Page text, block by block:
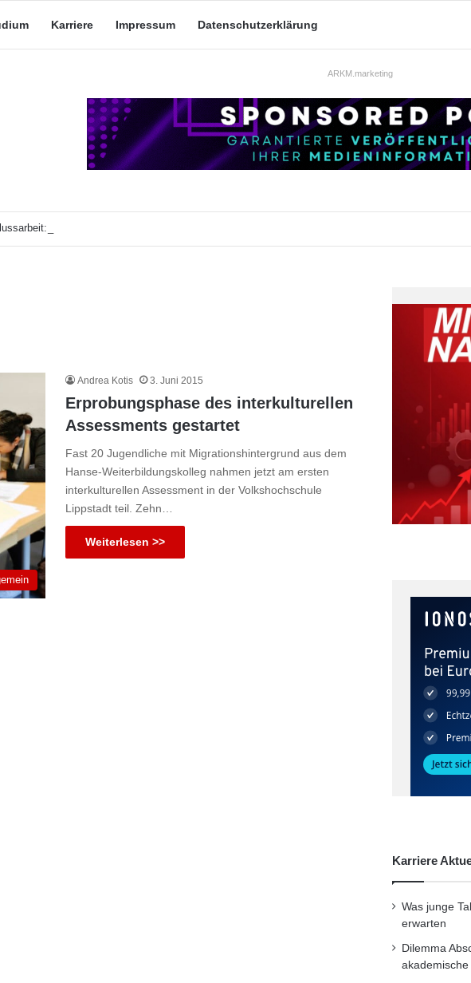
Karriere Impressum Datenschutzerklärung
ARKM.marketing
Was taugt die akademische Schützenhilfe?
Andrea Kotis 3. Juni 2015
Erprobungsphase des interkulturellen
Assessments gestartet
Fast 20 Jugendliche mit Migrationshintergrund aus dem
Hanse-Weiterbildungskolleg nahmen jetzt am ersten
interkulturellen Assessment in der Volkshochschule
Lippstadt teil. Zehn…
Weiterlesen >>
Karriere
Was junge
erwarten
Dilemma